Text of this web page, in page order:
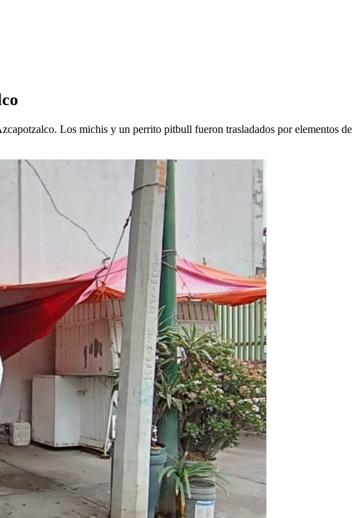
Los michis y un perrito pitbull fueron trasladados por elementos de